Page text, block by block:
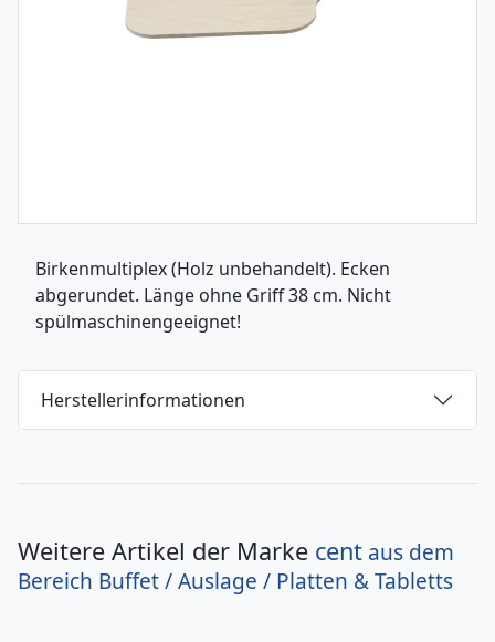
Birkenmultiplex (Holz unbehandelt). Ecken
abgerundet. Länge ohne Griff 38 cm. Nicht
spülmaschinengeeignet!
Herstellerinformationen
Weitere Artikel der Marke cent aus dem
Bereich Buffet / Auslage / Platten & Tabletts